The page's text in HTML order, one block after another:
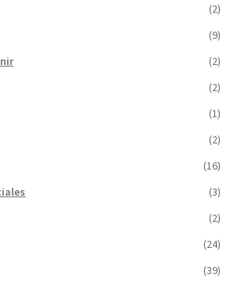
(2)
(9)
(2)
(2)
(1)
(2)
(16)
(3)
(2)
(24)
(39)